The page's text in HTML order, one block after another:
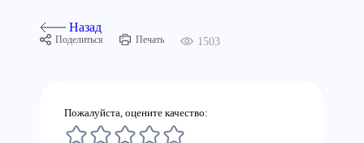
Назад
Поделиться Печать 1503
Пожалуйста, оцените качество: